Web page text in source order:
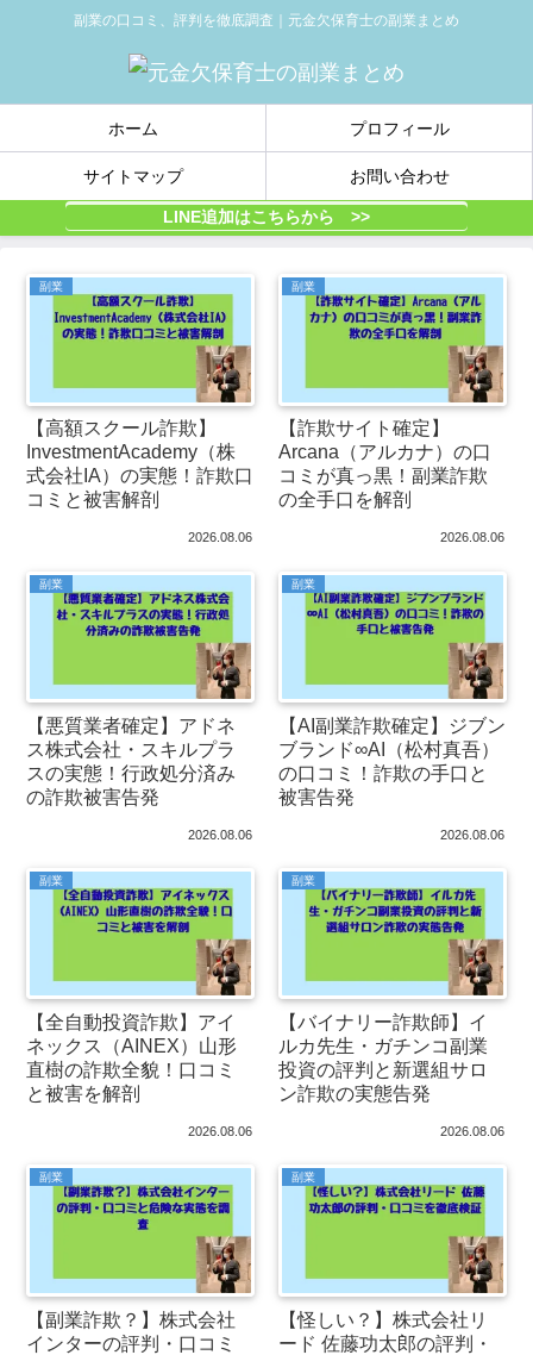
副業の口コミ、評判を徹底調査｜元金欠保育士の副業まとめ
ホーム プロフィール
サイトマップ お問い合わせ
LINE追加はこちらから >>
副業
【高額スクール詐欺】
InvestmentAcademy（株
式会社IA）の実態！詐欺口
コミと被害解剖
2026.08.06
副業
【詐欺サイト確定】
Arcana（アルカナ）の口
コミが真っ黒！副業詐欺
の全手口を解剖
2026.08.06
副業
【悪質業者確定】アドネ
ス株式会社・スキルプラ
スの実態！行政処分済み
の詐欺被害告発
2026.08.06
副業
【AI副業詐欺確定】ジブン
ブランド∞AI（松村真吾）
の口コミ！詐欺の手口と
被害告発
2026.08.06
副業
【全自動投資詐欺】アイ
ネックス（AINEX）山形
直樹の詐欺全貌！口コミ
と被害を解剖
2026.08.06
副業
【バイナリー詐欺師】イ
ルカ先生・ガチンコ副業
投資の評判と新選組サロ
ン詐欺の実態告発
2026.08.06
副業
【副業詐欺？】株式会社
インターの評判・口コミ
副業
【怪しい？】株式会社リ
ード 佐藤功太郎の評判・